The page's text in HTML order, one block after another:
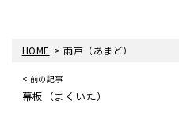
HOME >雨戸（あまど）
< 前の記事
幕板（まくいた）